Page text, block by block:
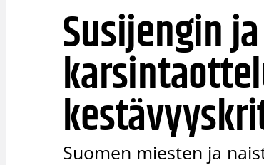
Susijengin
Suomen miesten ja